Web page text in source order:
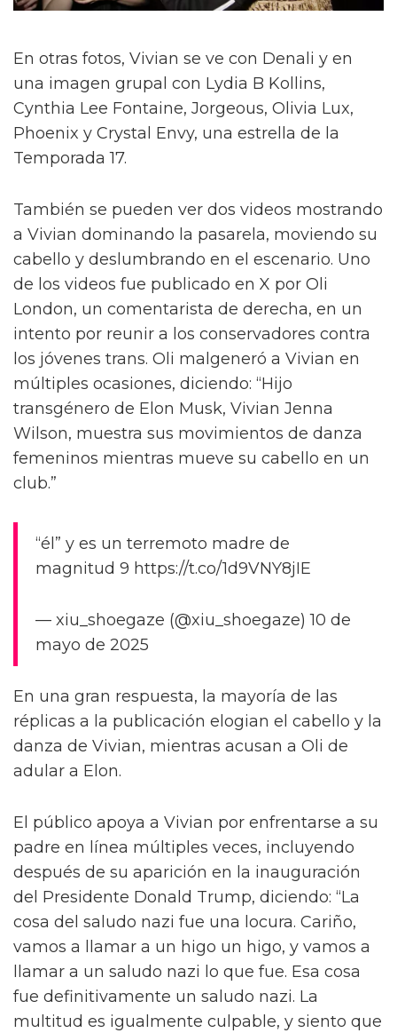
En otras fotos, Vivian se ve con Denali y en
una imagen grupal con Lydia B Kollins,
Cynthia Lee Fontaine, Jorgeous, Olivia Lux,
Phoenix y Crystal Envy, una estrella de la
Temporada 17.
También se pueden ver dos videos mostrando
a Vivian dominando la pasarela, moviendo su
cabello y deslumbrando en el escenario. Uno
de los videos fue publicado en X por Oli
London, un comentarista de derecha, en un
intento por reunir a los conservadores contra
los jóvenes trans. Oli malgeneró a Vivian en
múltiples ocasiones, diciendo: “Hijo
transgénero de Elon Musk, Vivian Jenna
Wilson, muestra sus movimientos de danza
femeninos mientras mueve su cabello en un
club.”
“él” y es un terremoto madre de
magnitud 9 https://t.co/1d9VNY8jIE
— xiu_shoegaze (@xiu_shoegaze) 10 de
mayo de 2025
En una gran respuesta, la mayoría de las
réplicas a la publicación elogian el cabello y la
danza de Vivian, mientras acusan a Oli de
adular a Elon.
El público apoya a Vivian por enfrentarse a su
padre en línea múltiples veces, incluyendo
después de su aparición en la inauguración
del Presidente Donald Trump, diciendo: “La
cosa del saludo nazi fue una locura. Cariño,
vamos a llamar a un higo un higo, y vamos a
llamar a un saludo nazi lo que fue. Esa cosa
fue definitivamente un saludo nazi. La
multitud es igualmente culpable, y siento que